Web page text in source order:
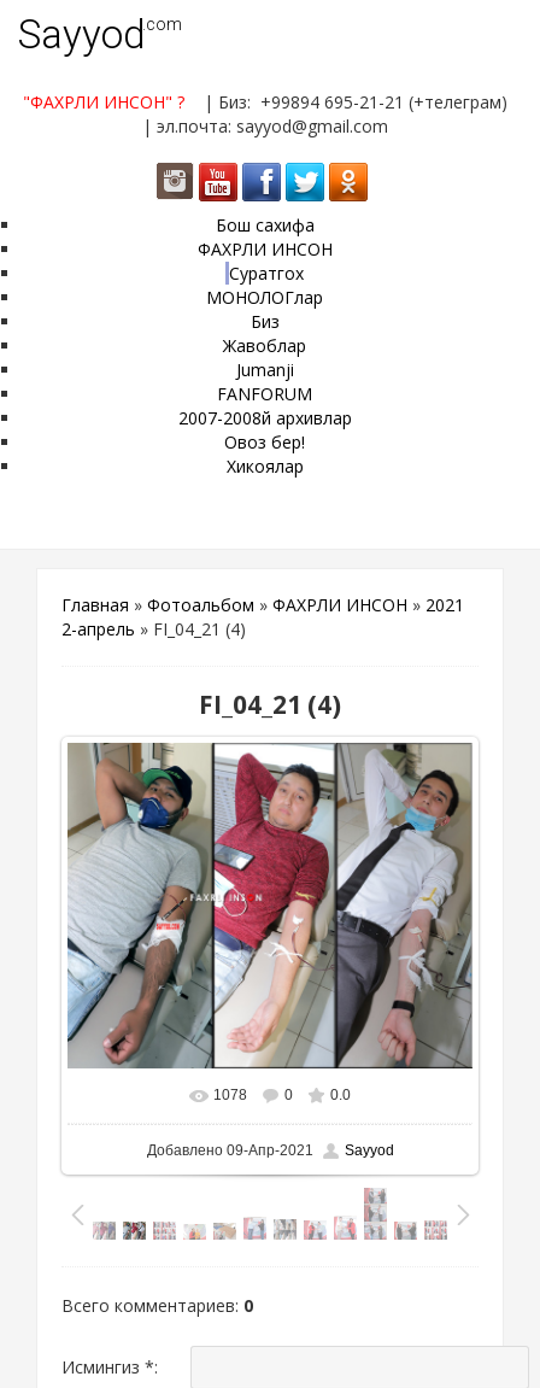
Sayyod.com
"ФАХРЛИ ИНСОН" ?
| Биз: +99894 695-21-21 (+телеграм)
| эл.почта: sayyod@gmail.com
Бош сахифа
ФАХРЛИ ИНСОН
Суратгох
МОНОЛОГлар
Биз
Жавоблар
Jumanji
FANFORUM
2007-2008й архивлар
Овоз бер!
Хикоялар
Главная » Фотоальбом » ФАХРЛИ ИНСОН » 2021
2-апрель » FI_04_21 (4)
FI_04_21 (4)
В реальном размере 1111x893
1078 0 0.0
Добавлено09-Апр-2021 Sayyod
Всего комментариев: 0
Исмингиз *: